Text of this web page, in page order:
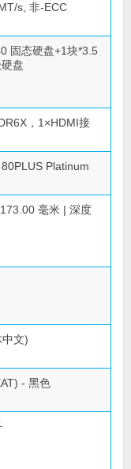
s, 非-ECC
固态硬盘+1块*3.5
盘
，1×HDMI接
Platinum
毫米 | 深度
文)
- 黑色